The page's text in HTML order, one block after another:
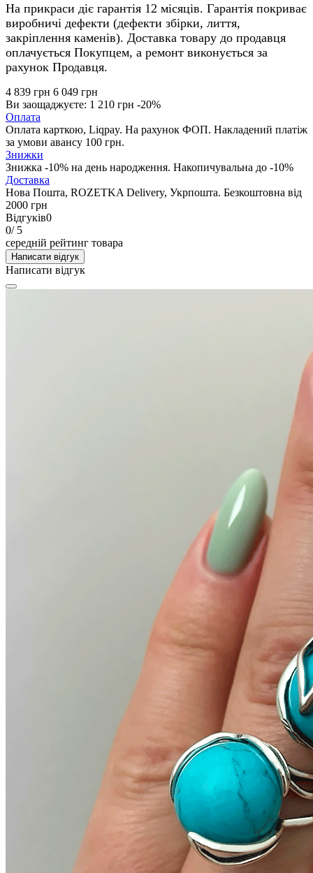
На прикраси діє гарантія 12 місяців. Гарантія покриває
виробничі дефекти (дефекти збірки, лиття,
закріплення каменів). Доставка товару до продавця
оплачується Покупцем, а ремонт виконується за
рахунок Продавця.
4 839 грн 6 049 грн
Ви заощаджуєте: 1 210 грн -20%
Оплата
Оплата карткою, Liqpay. На рахунок ФОП. Накладений платіж
за умови авансу 100 грн.
Знижки
Знижка -10% на день народження. Накопичувальна до -10%
Доставка
Нова Пошта, ROZETKA Delivery, Укрпошта. Безкоштовна від
2000 грн
Відгуків0
0/ 5
середній рейтинг товара
Написати відгук
Написати відгук